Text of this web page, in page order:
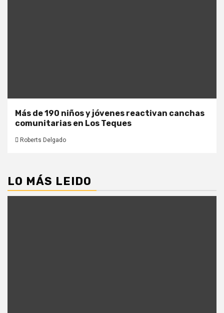
Más de 190 niños y jóvenes reactivan canchas
comunitarias en Los Teques
Roberts Delgado
LO MÁS LEIDO